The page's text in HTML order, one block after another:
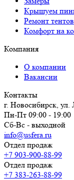
Крышуем
Ремонт тентов
Комфорт на
Компания
О компании
Вакансии
Контакты
г. Новосибирск, ул.
Пн-Пт 09:00 - 19:00
Сб-Вс - выходной
info@usfera.ru
Отдел продаж
+7 903-900-88-99
Отдел продаж
+7 383-263-88-99